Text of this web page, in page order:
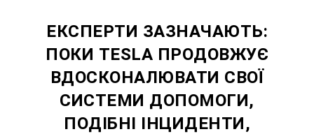
ЕКСПЕРТИ ЗАЗНАЧАЮТЬ:
ПОКИ TESLA ПРОДОВЖУЄ
ВДОСКОНАЛЮВАТИ СВОЇ
СИСТЕМИ ДОПОМОГИ,
ПОДІБНІ ІНЦИДЕНТИ,